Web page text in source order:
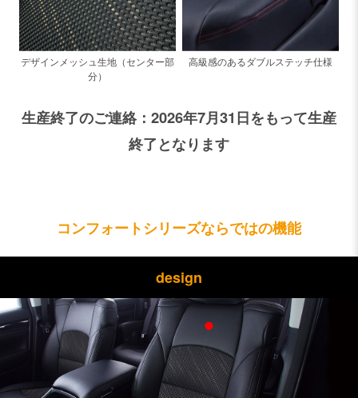
デザインメッシュ生地（センター部
分）
高級感のあるダブルステッチ仕様
生産終了のご連絡：2026年7月31日をもって生産
終了となります
コンフォートシリーズならではの機能
design